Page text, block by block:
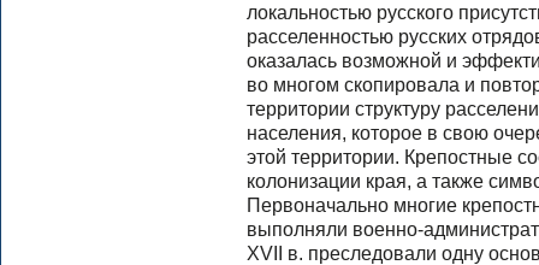
локальностью русского
расселенностью русских
оказалась возможной и
во многом скопировала и
территории структуру
населения, которое в свою
этой территории. Крепостные
колонизации края, а также
Первоначально многие
выполняли военно-
XVII в. преследовали одну